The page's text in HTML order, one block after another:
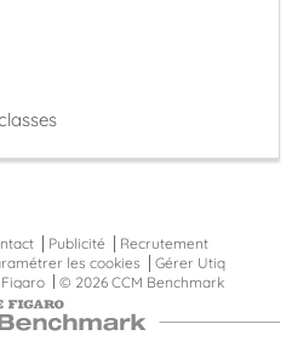
Publicité
Recrutement
les cookies
Gérer Utiq
© 2026 CCM Benchmark